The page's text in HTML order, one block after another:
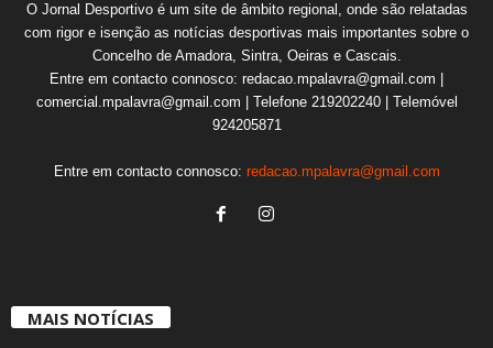
O Jornal Desportivo é um site de âmbito regional, onde são relatadas
com rigor e isenção as notícias desportivas mais importantes sobre o
Concelho de Amadora, Sintra, Oeiras e Cascais.
Entre em contacto connosco: redacao.mpalavra@gmail.com |
comercial.mpalavra@gmail.com | Telefone 219202240 | Telemóvel
924205871
Entre em contacto connosco: redacao.mpalavra@gmail.com
MAIS NOTÍCIAS